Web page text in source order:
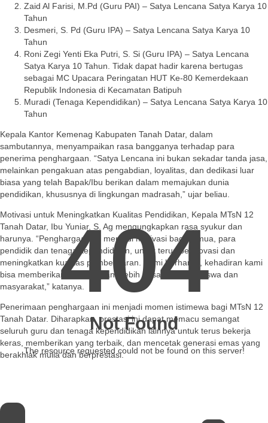
Zaid Al Farisi, M.Pd (Guru PAI) – Satya Lencana Satya Karya 10
Tahun
Desmeri, S. Pd (Guru IPA) – Satya Lencana Satya Karya 10
Tahun
Roni Zegi Yenti Eka Putri, S. Si (Guru IPA) – Satya Lencana
Satya Karya 10 Tahun. Tidak dapat hadir karena bertugas
sebagai MC Upacara Peringatan HUT Ke-80 Kemerdekaan
Republik Indonesia di Kecamatan Batipuh
Muradi (Tenaga Kependidikan) – Satya Lencana Satya Karya 10
Tahun
Kepala Kantor Kemenag Kabupaten Tanah Datar, dalam
sambutannya, menyampaikan rasa bangganya terhadap para
penerima penghargaan. “Satya Lencana ini bukan sekadar tanda jasa,
melainkan pengakuan atas pengabdian, loyalitas, dan dedikasi luar
biasa yang telah Bapak/Ibu berikan dalam memajukan dunia
pendidikan, khususnya di lingkungan madrasah,” ujar beliau.
Motivasi untuk Meningkatkan Kualitas Pendidikan, Kepala MTsN 12
Tanah Datar, Ibu Yuniar, S. Ag mengungkapkan rasa syukur dan
harunya. “Penghargaan ini menjadi motivasi bagi semua, para
pendidik dan tenaga kependidikan, untuk terus berinovasi dan
meningkatkan kualitas pembelajaran. Kami berharap, kehadiran kami
bisa memberikan manfaat yang lebih besar lagi bagi siswa dan
masyarakat,” katanya.
Penerimaan penghargaan ini menjadi momen istimewa bagi MTsN 12
Tanah Datar. Diharapkan, prestasi ini dapat memacu semangat
seluruh guru dan tenaga kependidikan lainnya untuk terus bekerja
keras, memberikan yang terbaik, dan mencetak generasi emas yang
berakhlak mulia dan berprestasi.
404
Not Found
The resource requested could not be found on this server!